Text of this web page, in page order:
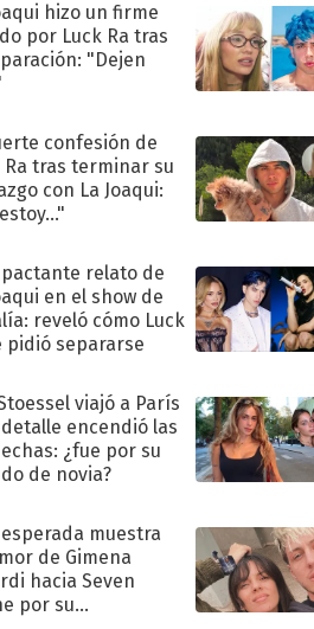
hizo un firme
por Luck Ra tras
"Dejen
confesión de
Ra tras terminar su
con La Joaqui:
relato de
en el show de
reveló cómo Luck
pidió separarse
viajó a París
encendió las
¿fue por su
de novia?
muestra
de Gimena
hacia Seven
por su